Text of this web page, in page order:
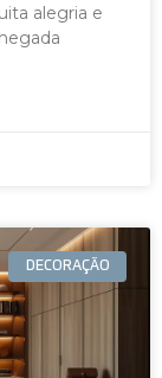
alegria e
DECORAÇÃO